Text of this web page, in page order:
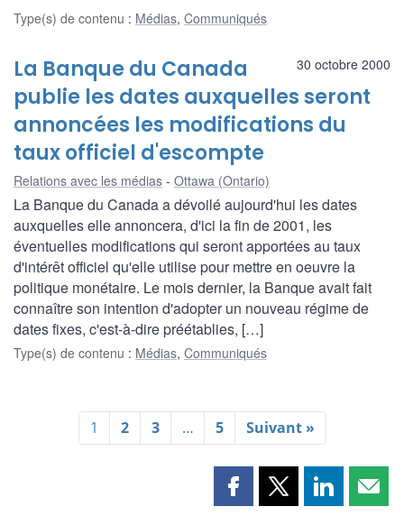
Type(s) de contenu : Médias, Communiqués
30 octobre 2000
La Banque du Canada
publie les dates auxquelles seront
annoncées les modifications du
taux officiel d'escompte
Relations avec les médias Ottawa (Ontario)
La Banque du Canada a dévoilé aujourd'hui les dates
auxquelles elle annoncera, d'ici la fin de 2001, les
éventuelles modifications qui seront apportées au taux
d'intérêt officiel qu'elle utilise pour mettre en oeuvre la
politique monétaire. Le mois dernier, la Banque avait fait
connaître son intention d'adopter un nouveau régime de
dates fixes, c'est-à-dire préétablies, […]
Type(s) de contenu : Médias, Communiqués
1 2 3 … 5 Suivant »
PartagerPartagerPartager